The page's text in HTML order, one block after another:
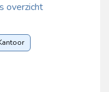
overzicht